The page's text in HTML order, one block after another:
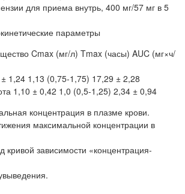
для приема внутрь, 400 мг/57 мг в 5
параметры
Cmax (мг/л) Tmax (часы) AUC (мг×ч/
1,24 1,13 (0,75-1,75) 17,29 ± 2,28
1,10 ± 0,42 1,0 (0,5-1,25) 2,34 ± 0,94
концентрация в плазме крови.
максимальной концентрации в
зависимости «концентрация-